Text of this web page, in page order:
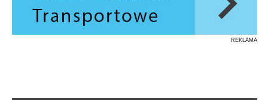
REKLAMA